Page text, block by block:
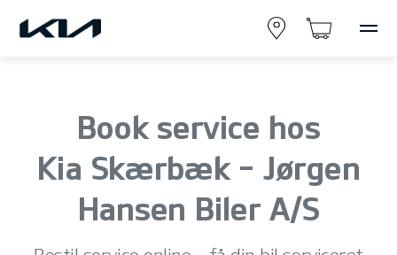
Book service hos
Kia Skærbæk - Jørgen
Hansen Biler A/S